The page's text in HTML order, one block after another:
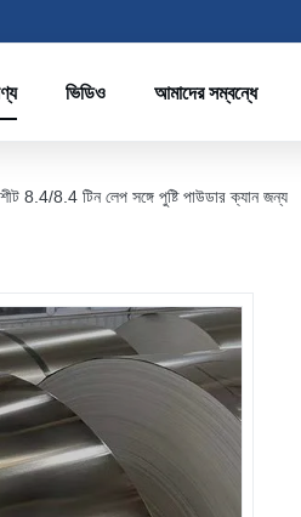
ভিডিও আমাদের সম্বন্ধে
8.4/8.4 টিন লেপ সঙ্গে পুষ্টি পাউডার ক্যান জন্য